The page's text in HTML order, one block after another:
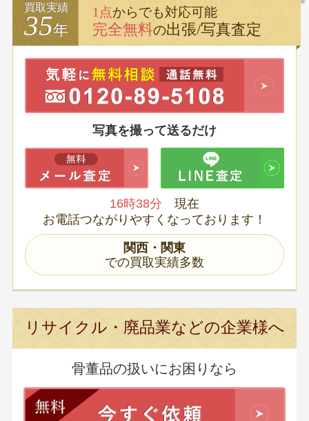
買取実績
35年
1点からでも対応可能
完全無料の出張/写真査定
写真を撮って送るだけ
16時38分
現在
お電話つながりやすくなっております！
関西・関東
での買取実績多数
リサイクル・廃品業などの企業様へ
骨董品の扱いにお困りなら